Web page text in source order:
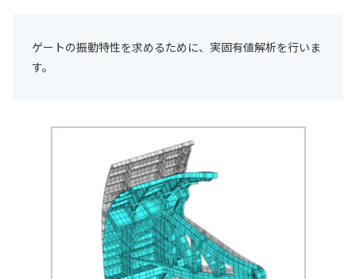
ゲートの振動特性を求めるために、実固有値解析を行いま
す。